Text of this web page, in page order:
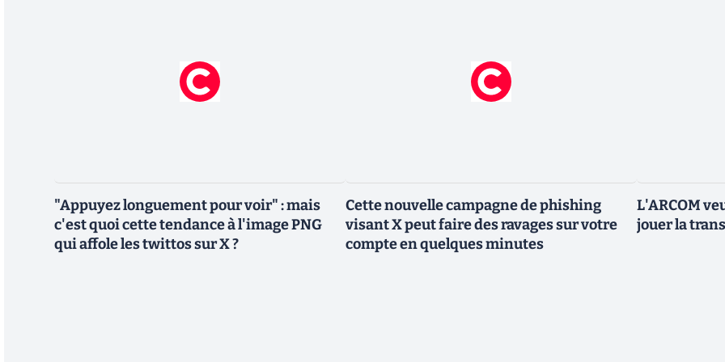
"Appuyez longuement pour voir" : mais
c'est quoi cette tendance à l'image PNG
qui affole les twittos sur X ?
Cette nouvelle campagne de phishing
visant X peut faire des ravages sur votre
compte en quelques minutes
L'ARCOM
jouer la